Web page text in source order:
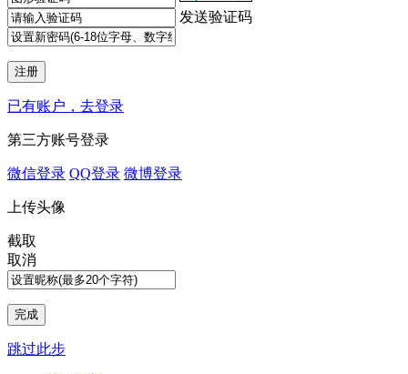
发送验证码
已有账户，去登录
第三方账号登录
微信登录 QQ登录 微博登录
上传头像
截取
取消
跳过此步